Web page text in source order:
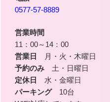
0577-57-8889
営業時間
11：00～14：00
営業日
月・火・木曜日
予約のみ 土・日曜日
定休日
水・金曜日
パーキング10台